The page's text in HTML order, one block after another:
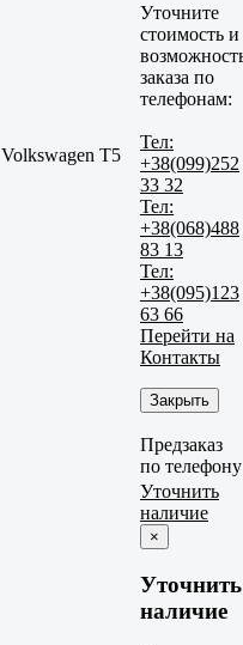
Volkswagen T5
Уточните
стоимость и
заказа по
телефонам:
Тел:
+38(099)252
33 32
Тел:
+38(068)488
83 13
Тел:
+38(095)123
63 66
Перейти на
Контакты
Закрыть
Предзаказ
по телефону
Уточнить
наличие
×
Уточнить
наличие